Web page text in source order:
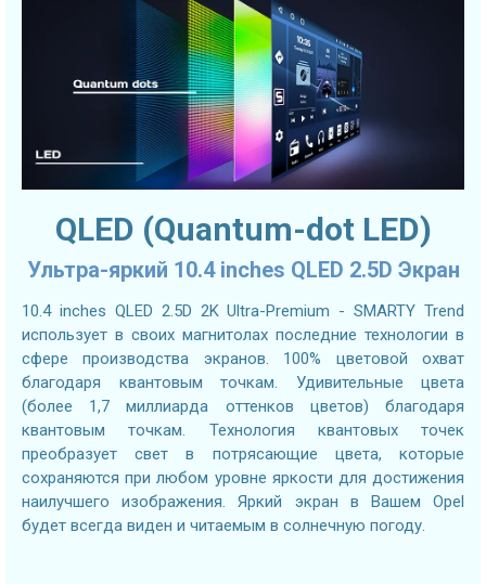
QLED (Quantum-dot LED)
Ультра-яркий 10.4 inches QLED 2.5D Экран
10.4 inches QLED 2.5D 2K Ultra-Premium - SMARTY Trend
использует в своих магнитолах последние технологии в
сфере производства экранов. 100% цветовой охват
благодаря квантовым точкам. Удивительные цвета
(более 1,7 миллиарда оттенков цветов) благодаря
квантовым точкам. Технология квантовых точек
преобразует свет в потрясающие цвета, которые
сохраняются при любом уровне яркости для достижения
наилучшего изображения. Яркий экран в Вашем Opel
будет всегда виден и читаемым в солнечную погоду.